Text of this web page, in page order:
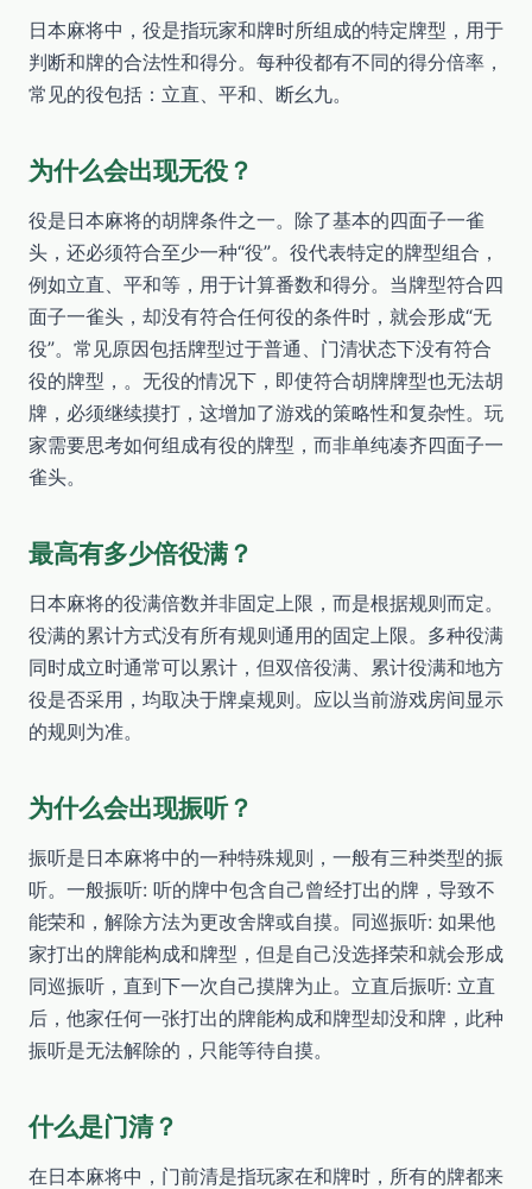
日本麻将中，役是指玩家和牌时所组成的特定牌型，用于
判断和牌的合法性和得分。每种役都有不同的得分倍率，
常见的役包括：立直、平和、断幺九。
为什么会出现无役？
役是日本麻将的胡牌条件之一。除了基本的四面子一雀
头，还必须符合至少一种“役”。役代表特定的牌型组合，
例如立直、平和等，用于计算番数和得分。当牌型符合四
面子一雀头，却没有符合任何役的条件时，就会形成“无
役”。常见原因包括牌型过于普通、门清状态下没有符合
役的牌型，。无役的情况下，即使符合胡牌牌型也无法胡
牌，必须继续摸打，这增加了游戏的策略性和复杂性。玩
家需要思考如何组成有役的牌型，而非单纯凑齐四面子一
雀头。
最高有多少倍役满？
日本麻将的役满倍数并非固定上限，而是根据规则而定。
役满的累计方式没有所有规则通用的固定上限。多种役满
同时成立时通常可以累计，但双倍役满、累计役满和地方
役是否采用，均取决于牌桌规则。应以当前游戏房间显示
的规则为准。
为什么会出现振听？
振听是日本麻将中的一种特殊规则，一般有三种类型的振
听。一般振听: 听的牌中包含自己曾经打出的牌，导致不
能荣和，解除方法为更改舍牌或自摸。同巡振听: 如果他
家打出的牌能构成和牌型，但是自己没选择荣和就会形成
同巡振听，直到下一次自己摸牌为止。立直后振听: 立直
后，他家任何一张打出的牌能构成和牌型却没和牌，此种
振听是无法解除的，只能等待自摸。
什么是门清？
在日本麻将中，门前清是指玩家在和牌时，所有的牌都来